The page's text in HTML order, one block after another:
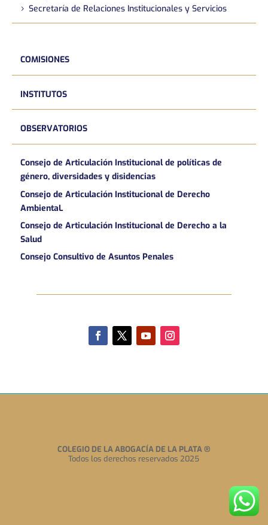
Secretaría de Relaciones Institucionales y Servicios
COMISIONES
INSTITUTOS
OBSERVATORIOS
Consejo de Articulación Institucional de políticas de
género, diversidades y disidencias
Consejo de Articulación Institucional de Derecho
AmbientaL
Consejo de Articulación Institucional de Derecho a la
Salud
Consejo Consultivo de Asuntos Penales
COLEGIO DE LA ABOGACÍA DE LA PLATA®
Todos los derechos reservados 2025